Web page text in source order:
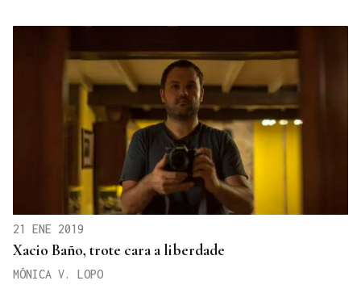
21 ENE 2019
Xacio Baño, trote cara a liberdade
MÓNICA V. LOPO